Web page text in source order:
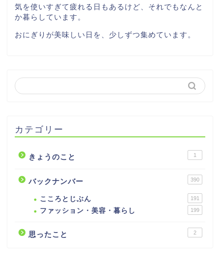
気を使いすぎて疲れる日もあるけど、それでもなんと
か暮らしています。
おにぎりが美味しい日を、少しずつ集めています。
カテゴリー
きょうのこと 1
バックナンバー 390
こころとじぶん 191
ファッション・美容・暮らし 199
思ったこと 2